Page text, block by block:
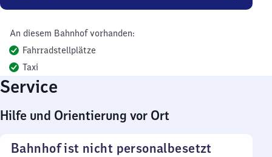
An diesem Bahnhof vorhanden:
Fahrradstellplätze
Taxi
Service
Hilfe und Orientierung vor Ort
Bahnhof ist nicht personalbesetzt